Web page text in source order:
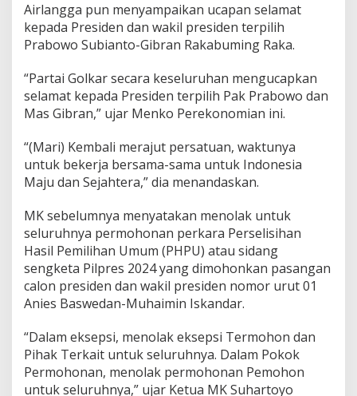
m
a
t
t
u
k
r
a
b
o
o
-
G
i
b
r
a
a
n
M
e
Airlangga pun menyampaikan ucapan selamat
kepada Presiden dan wakil presiden terpilih
Prabowo Subianto-Gibran Rakabuming Raka.
“Partai Golkar secara keseluruhan mengucapkan
selamat kepada Presiden terpilih Pak Prabowo dan
Mas Gibran,” ujar Menko Perekonomian ini.
“(Mari) Kembali merajut persatuan, waktunya
untuk bekerja bersama-sama untuk Indonesia
Maju dan Sejahtera,” dia menandaskan.
MK sebelumnya menyatakan menolak untuk
seluruhnya permohonan perkara Perselisihan
Hasil Pemilihan Umum (PHPU) atau sidang
sengketa Pilpres 2024 yang dimohonkan pasangan
calon presiden dan wakil presiden nomor urut 01
Anies Baswedan-Muhaimin Iskandar.
“Dalam eksepsi, menolak eksepsi Termohon dan
Pihak Terkait untuk seluruhnya. Dalam Pokok
Permohonan, menolak permohonan Pemohon
untuk seluruhnya,” ujar Ketua MK Suhartoyo